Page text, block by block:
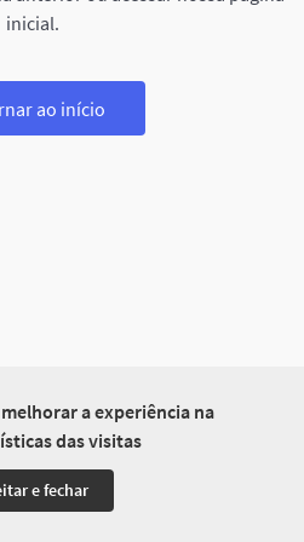
a experiência na
das visitas
e fechar
inicial.
ao início